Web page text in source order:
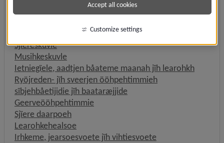
Aarhskuvle jïh maanahokse
Sjïereskuvle
Musihkeskuvle
Ietniegïele, aadtjen båateme maanah jïh learohkh
Ryöjreden- jïh sveerjen ööhpehtimmieh
sïbjehbåetijidie jïh baataræjjide
Geerveööhpehtimmie
Sjïere daarpoeh
Learohkehealsoe
Irhkeme, jearsoesvoete jïh vihtiesvoete
Accept all cookies
Customize settings